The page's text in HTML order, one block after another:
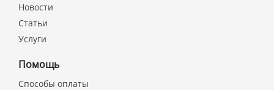
Новости
Статьи
Услуги
Помощь
Способы оплаты